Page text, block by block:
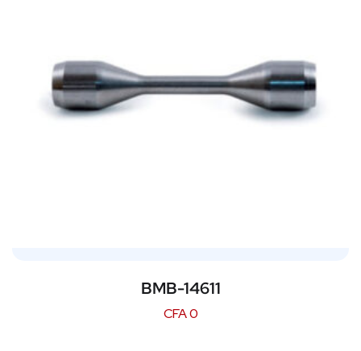
BMB-14611
CFA0